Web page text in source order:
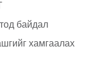
байдал
хамгаалах